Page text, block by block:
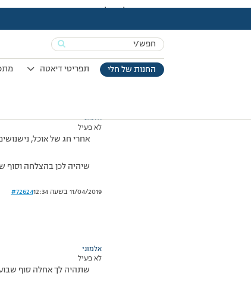
Search
for:החנות של חלי תפריטי דיאטה
עמוד הבית>דיונים>פורום>איזה כיף לחזור לשגרה
מוצגות 2 תגובות – 1 עד 2 (מתוך 2 סה״כ)
02/10/2008 בשעה 20:22
#72623
אלמוני
לא פעיל
אחרי חג של אוכל,
שיהיה לכן בהצלחה וסוף
11/04/2019 בשעה 12:34 #72624
אלמוני
לא פעיל
שתהיה לך אחלה סוף